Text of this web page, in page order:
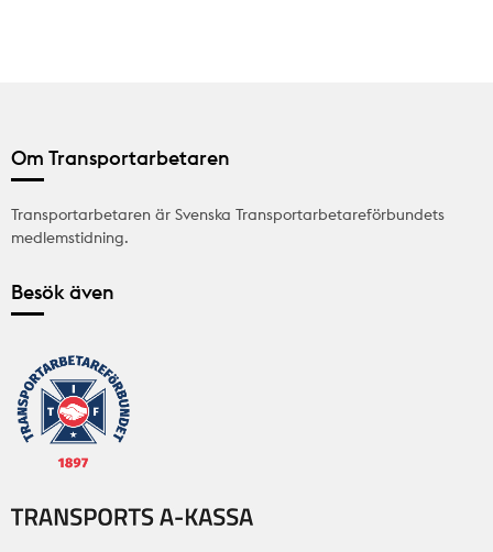
Om Transportarbetaren
Transportarbetaren är Svenska Transportarbetareförbundets
medlemstidning.
Besök även